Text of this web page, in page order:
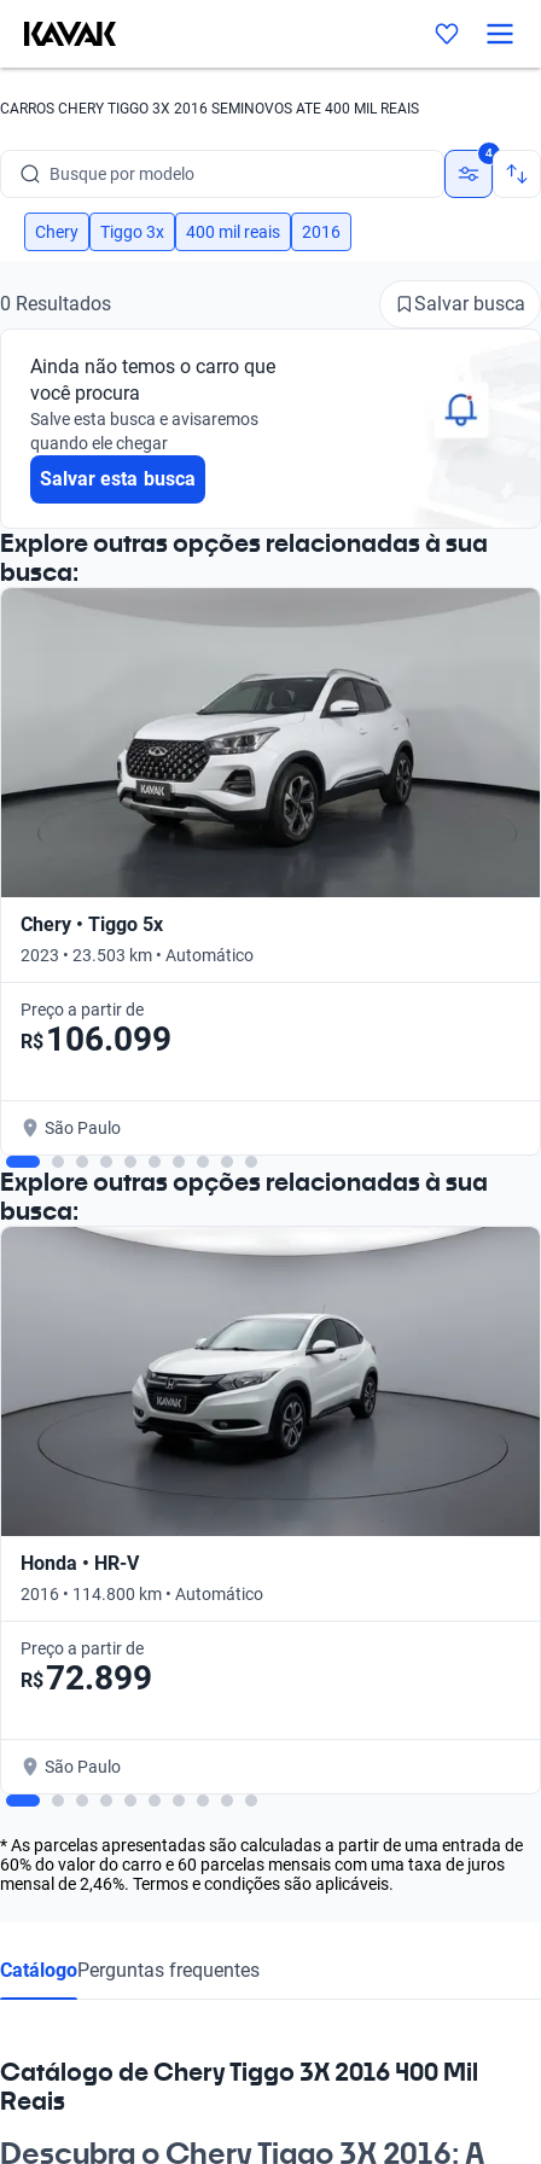
CARROS CHERY TIGGO 3X 2016 SEMINOVOS ATE 400 MIL REAIS
Busque por modelo
Busque por versão
Busque por marca
Busque por modelo
Busque por versão
4
Chery Tiggo 3x 400 mil reais 2016
0 Resultados Salvar busca
Ainda não temos o carro que
você procura
Salve esta busca e avisaremos
quando ele chegar
Salvar esta busca
Explore outras opções relacionadas à sua
busca:
Chery • Tiggo 5x
2023 • 23.503 km • Automático
Preço a partir de
R$ 106.099
São Paulo
Explore outras opções relacionadas à sua
busca:
Honda • HR-V
2016 • 114.800 km • Automático
Preço a partir de
R$72.899
São Paulo
* As parcelas apresentadas são calculadas a partir de uma entrada de
60% do valor do carro e 60 parcelas mensais com uma taxa de juros
mensal de 2,46%. Termos e condições são aplicáveis.
CatálogoPerguntas frequentes
Catálogo de Chery Tiggo 3X 2016 400 Mil
Reais
Descubra o Chery Tiggo 3X 2016: A